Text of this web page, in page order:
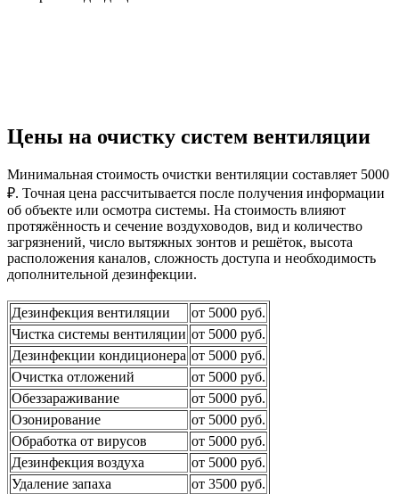
Цены на очистку систем вентиляции
Минимальная стоимость очистки вентиляции составляет 5000
₽. Точная цена рассчитывается после получения информации
об объекте или осмотра системы. На стоимость влияют
протяжённость и сечение воздуховодов, вид и количество
загрязнений, число вытяжных зонтов и решёток, высота
расположения каналов, сложность доступа и необходимость
дополнительной дезинфекции.
Дезинфекция вентиляции
от 5000 руб.
Чистка системы вентиляции от 5000 руб.
Дезинфекции кондиционера от 5000 руб.
Очистка отложений
от 5000 руб.
Обеззараживание
от 5000 руб.
Озонирование
от 5000 руб.
Обработка от вирусов
от 5000 руб.
Дезинфекция воздуха
от 5000 руб.
Удаление запаха
от 3500 руб.